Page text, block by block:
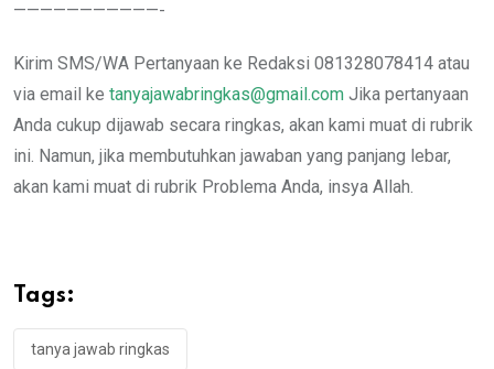
———————————-
Kirim SMS/WA Pertanyaan ke Redaksi 081328078414 atau
via email ke tanyajawabringkas@gmail.com Jika pertanyaan
Anda cukup dijawab secara ringkas, akan kami muat di rubrik
ini. Namun, jika membutuhkan jawaban yang panjang lebar,
akan kami muat di rubrik Problema Anda, insya Allah.
Tags:
tanya jawab ringkas